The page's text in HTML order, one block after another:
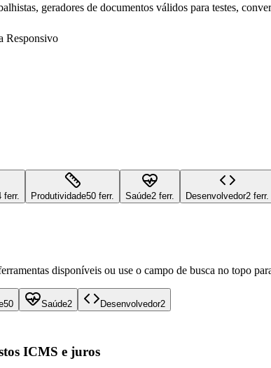
geradores de documentos válidos para testes,
Responsivo
ferr. Produtividade50 ferr. Saúde2 ferr. Desenvolvedor2 ferr.
disponíveis ou use o campo de busca no topo
50 Saúde2 Desenvolvedor2
ICMS e juros